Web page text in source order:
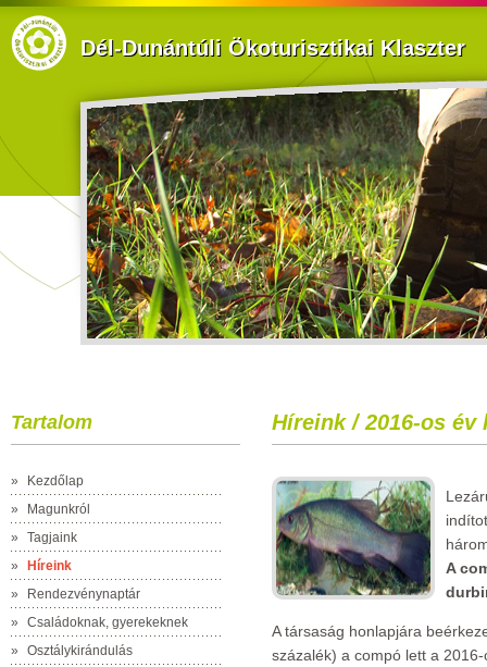
Dél-Dunántúli Ökoturisztikai Klaszter
Tartalom
»
Kezdőlap
»
Magunkról
»
Tagjaink
»
Híreink
»
Rendezvénynaptár
»
Családoknak, gyerekeknek
»
Osztálykirándulás
Híreink / 2016-os év
A
A társaság honlapjára
százalék) a compó lett a